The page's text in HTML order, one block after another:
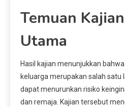
Temuan
Utama
Hasil kajian menunjukkan
keluarga merupakan salah satu
dapat menurunkan risiko
dan remaja. Kajian tersebut